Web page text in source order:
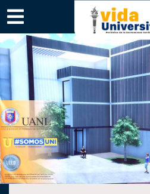
×
SECCIONES
ACADEMIA